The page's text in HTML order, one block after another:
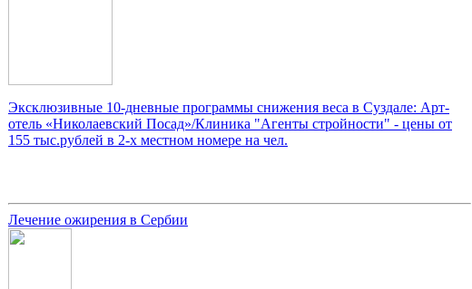
Эксклюзивные 10-дневные программы снижения веса в Суздале: Арт-
отель «Николаевский Посад»/Клиника "Агенты стройности" - цены от
155 тыс.рублей в 2-х местном номере на чел.
Лечение ожирения в Сербии